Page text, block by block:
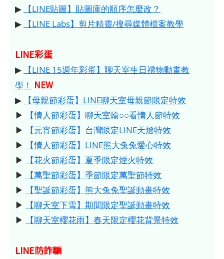
▶
【LINE貼圖】貼圖庫的順序怎麼改？
▶
【LINE Labs】剪片精靈/搜尋媒體檔案教學
LINE彩蛋
▶
【LINE 15週年彩蛋】聊天室生日禮物動畫教
學！ NEW
▶
【母親節彩蛋】LINE聊天室母親節限定特效
▶
【情人節彩蛋】聊天室輸○○看情人節特效
▶
【元宵節彩蛋】台灣限定LINE天燈特效
▶
【情人節彩蛋】LINE熊大兔兔愛心特效
▶
【花火節彩蛋】夏季限定煙火特效
▶
【萬聖節彩蛋】季節限定萬聖節特效
▶
【聖誕節彩蛋】熊大兔兔聖誕動畫特效
▶
【聊天室下雪】期間限定聖誕動畫特效
▶
【聊天室櫻花雨】春天限定櫻花背景特效
LINE防詐騙